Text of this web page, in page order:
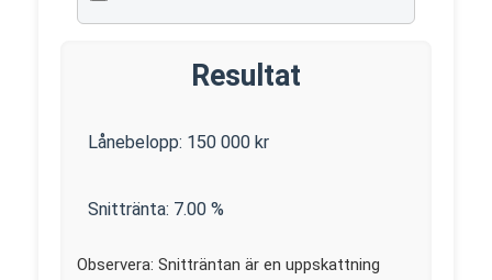
Resultat
Lånebelopp: 150 000 kr
Snittränta: 7.00 %
Observera: Snitträntan är en uppskattning